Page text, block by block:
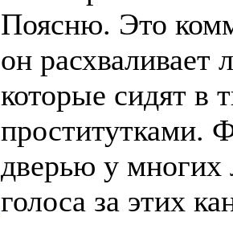
Поясню. Это
он расхваливает
которые сидят в
проститутками.
дверью у многих
голоса за этих